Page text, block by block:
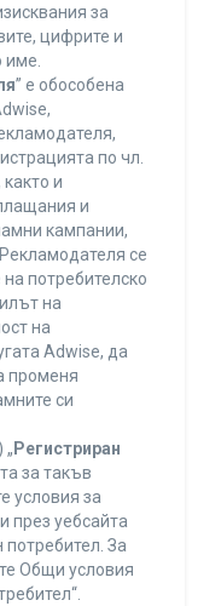
за
цифрите и
име.
” е обособена
по чл.
и
и
кампании,
се
потребителско
на
на
Adwise, да
променя
си
„ Регистриран
за такъв
условия за
през уебсайта
потребител. За
Общи условия